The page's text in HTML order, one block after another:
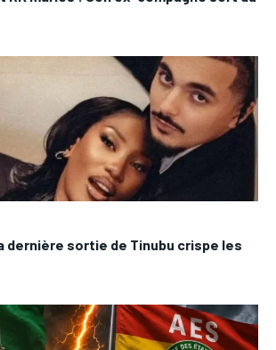
dernière sortie de Tinubu crispe les